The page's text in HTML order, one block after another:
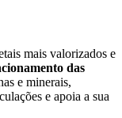
mais valorizados e
das
e minerais,
e apoia a sua